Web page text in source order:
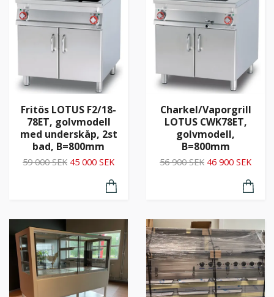
Fritös LOTUS F2/18-
78ET, golvmodell
med underskåp, 2st
bad, B=800mm
59 000 SEK 45 000 SEK
Charkel/Vaporgrill
LOTUS CWK78ET,
golvmodell,
B=800mm
56 900 SEK 46 900 SEK